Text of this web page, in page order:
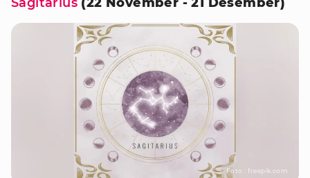
Foto : freepik.com